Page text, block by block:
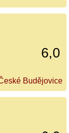
6,0
Budějovice